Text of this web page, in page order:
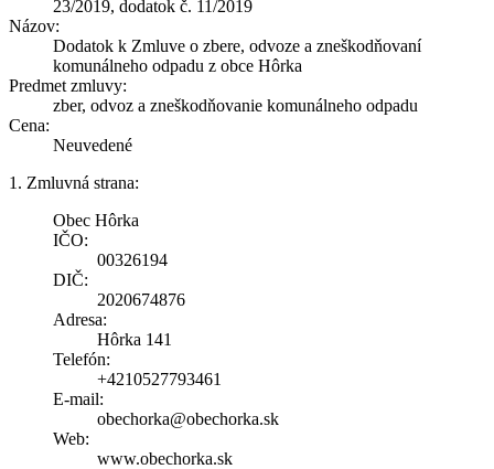
23/2019, dodatok č. 11/2019
Názov:
Dodatok k Zmluve o zbere, odvoze a zneškodňovaní
komunálneho odpadu z obce Hôrka
Predmet zmluvy:
zber, odvoz a zneškodňovanie komunálneho odpadu
Cena:
Neuvedené
1. Zmluvná strana:
Obec Hôrka
IČO:
00326194
DIČ:
2020674876
Adresa:
Hôrka 141
Telefón:
+4210527793461
E-mail:
obechorka@obechorka.sk
Web:
www.obechorka.sk